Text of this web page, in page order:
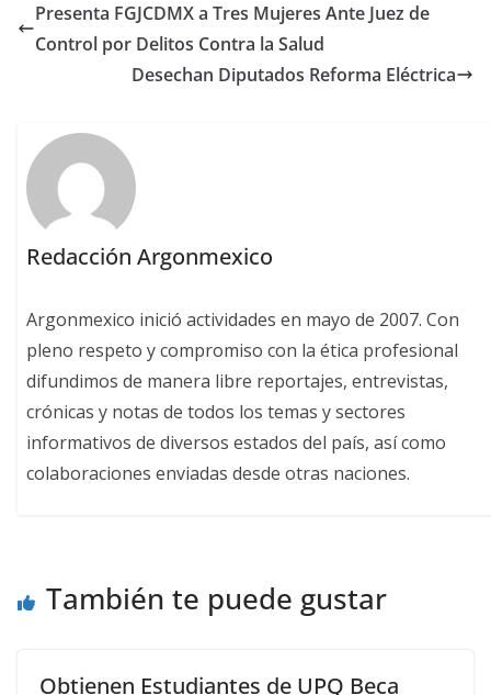
Presenta FGJCDMX a Tres Mujeres Ante Juez de
Control por Delitos Contra la Salud
Desechan Diputados Reforma Eléctrica
Redacción Argonmexico
Argonmexico inició actividades en mayo de 2007. Con
pleno respeto y compromiso con la ética profesional
difundimos de manera libre reportajes, entrevistas,
crónicas y notas de todos los temas y sectores
informativos de diversos estados del país, así como
colaboraciones enviadas desde otras naciones.
También te puede gustar
Obtienen Estudiantes de UPQ Beca